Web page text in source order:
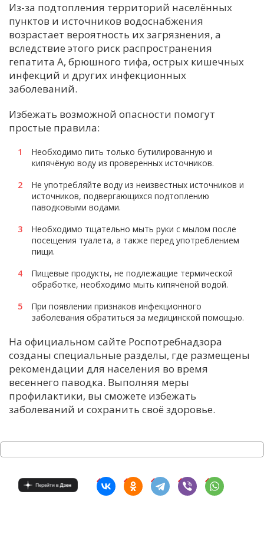
Из-за подтопления территорий населённых
пунктов и источников водоснабжения
возрастает вероятность их загрязнения, а
вследствие этого риск распространения
гепатита А, брюшного тифа, острых кишечных
инфекций и других инфекционных
заболеваний.
Избежать возможной опасности помогут
простые правила:
Необходимо пить только бутилированную и
кипячёную воду из проверенных источников.
Не употребляйте воду из неизвестных источников и
источников, подвергающихся подтоплению
паводковыми водами.
Необходимо тщательно мыть руки с мылом после
посещения туалета, а также перед употреблением
пищи.
Пищевые продукты, не подлежащие термической
обработке, необходимо мыть кипячёной водой.
При появлении признаков инфекционного
заболевания обратиться за медицинской помощью.
На официальном сайте Роспотребнадзора
созданы специальные разделы, где размещены
рекомендации для населения во время
весеннего паводка. Выполняя меры
профилактики, вы сможете избежать
заболеваний и сохранить своё здоровье.